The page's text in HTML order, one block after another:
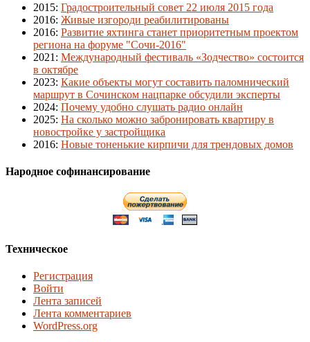
2015: Градостроительный совет 22 июля 2015 года
2016: Живые изгороди реабилитированы
2016: Развитие яхтинга станет приоритетным проектом
региона на форуме "Сочи-2016"
2021 : Международный фестиваль «Зодчество» состоится
в октябре
2023: Какие объекты могут составить паломнический
маршрут в Сочинском нацпарке обсудили эксперты
2024: Почему удобно слушать радио онлайн
2025: На сколько можно забронировать квартиру в
новостройке у застройщика
2016: Новые тоненькие кирпичи для трендовых домов
Народное софинансирование
Техническое
Регистрация
Войти
Лента записей
Лента комментариев
WordPress.org